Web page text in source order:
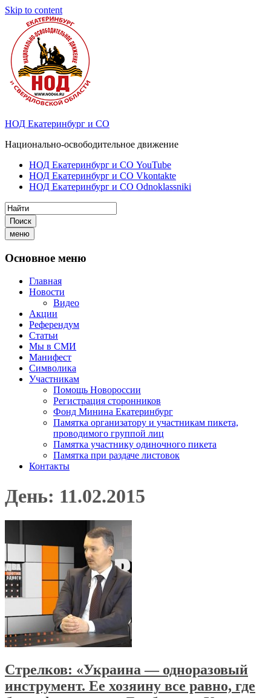
Skip to content
НОД Екатеринбург и СО
Национально-освободительное движение
НОД Екатеринбург и СО YouTube
НОД Екатеринбург и СО Vkontakte
НОД Екатеринбург и СО Odnoklassniki
Поиск
меню
Основное меню
Главная
Новости
Видео
Акции
Референдум
Статьи
Мы в СМИ
Манифест
Символика
Участникам
Помощь Новороссии
Регистрация сторонников
Фонд Минина Екатеринбург
Памятка организатору и участникам пикета,
проводимого группой лиц
Памятка участнику одиночного пикета
Памятка при раздаче листовок
Контакты
День: 11.02.2015
Стрелков: «Украина — одноразовый
инструмент. Ее хозяину все равно, где